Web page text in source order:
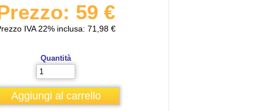
59 €
IVA 22% inclusa: 71,98 €
Quantità